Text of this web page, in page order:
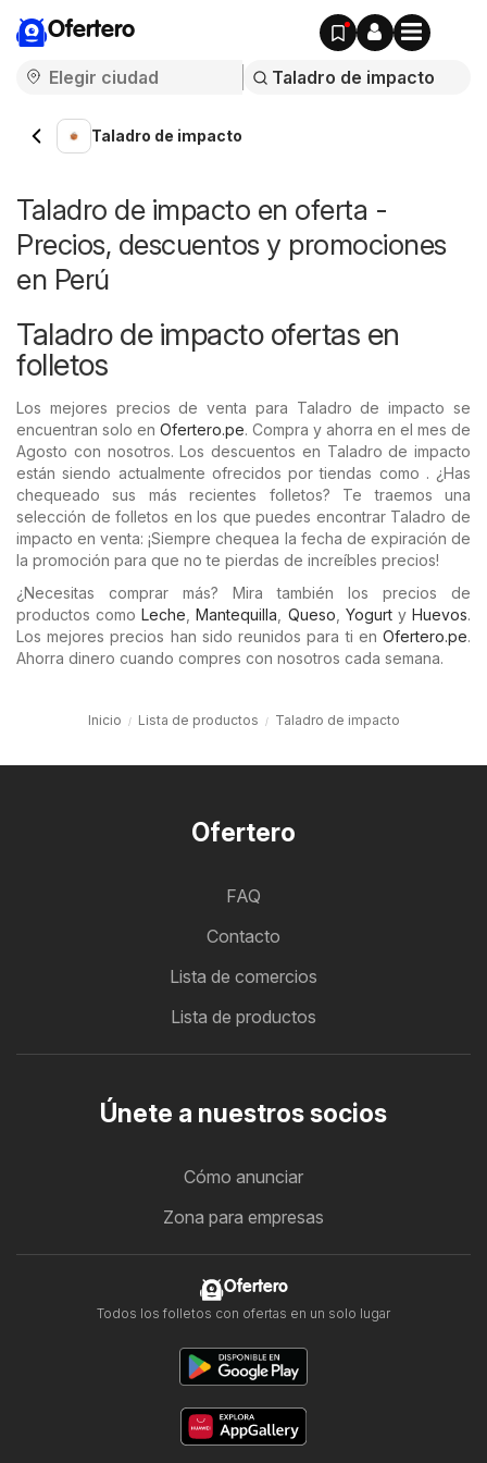
Ofertero
Taladro de impacto
Taladro de impacto en oferta -
Precios, descuentos y promociones
en Perú
Taladro de impacto ofertas en
folletos
Los mejores precios de venta para Taladro de impacto se
encuentran solo en Ofertero.pe. Compra y ahorra en el mes de
Agosto con nosotros. Los descuentos en Taladro de impacto
están siendo actualmente ofrecidos por tiendas como . ¿Has
chequeado sus más recientes folletos? Te traemos una
selección de folletos en los que puedes encontrar Taladro de
impacto en venta: ¡Siempre chequea la fecha de expiración de
la promoción para que no te pierdas de increíbles precios!
¿Necesitas comprar más? Mira también los precios de
productos comoLeche ,Mantequilla Queso YogurtyHuevos.
Los mejores precios han sido reunidos para ti en Ofertero.pe.
Ahorra dinero cuando compres con nosotros cada semana.
Inicio Lista de productos Taladro de impacto
Ofertero
FAQ
Contacto
Lista de comercios
Lista de productos
Únete a nuestros socios
Cómo anunciar
Zona para empresas
Ofertero
Todos los folletos con ofertas en un solo lugar